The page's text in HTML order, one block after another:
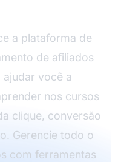
a plataforma de
de afiliados
ajudar você a
nos cursos
clique, conversão
Gerencie todo o
com ferramentas